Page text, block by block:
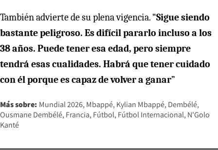
También advierte de su plena vigencia. “Sigue siendo
bastante peligroso. Es difícil pararlo incluso a los
38 años. Puede tener esa edad, pero siempre
tendrá esas cualidades. Habrá que tener cuidado
con él porque es capaz de volver a ganar”
Más sobre: Mundial 2026 Mbappé Kylian Mbappé Dembélé
Ousmane Dembélé Francia Fútbol Fútbol Internacional N'Golo
Kanté